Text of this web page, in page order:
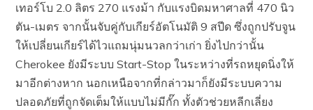
เทอร์โบ 2.0 ลิตร 270 แรงม้า กับแรงบิดมหาศาลที่ 470 นิว
ตัน-เมตร จากนั้นจับคู่กับเกียร์อัตโนมัติ 9 สปีด ซึ่งถูกปรับจูน
ให้เปลี่ยนเกียร์ได้ไวแถมนุ่มนวลกว่าเก่า ยิ่งไปกว่านั้น
Cherokee ยังมีระบบ Start-Stop ในระหว่างที่รถหยุดนิ่งให้
มาอีกต่างหาก นอกเหนือจากที่กล่าวมาก็ยังมีระบบความ
ปลอดภัยที่ถูกจัดเต็มให้แบบไม่มีกั๊ก ทั้งตัวช่วยหลีกเลี่ยง